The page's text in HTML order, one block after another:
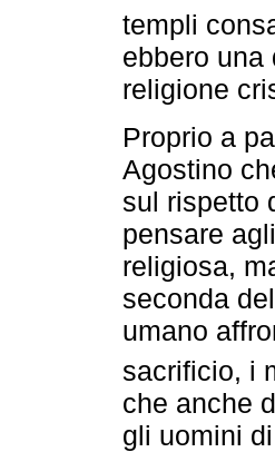
templi
ebbero una
religione
Proprio a
Agostino
sul rispetto
pensare
religiosa,
seconda
umano
sacrificio, i
che anche
gli uomini